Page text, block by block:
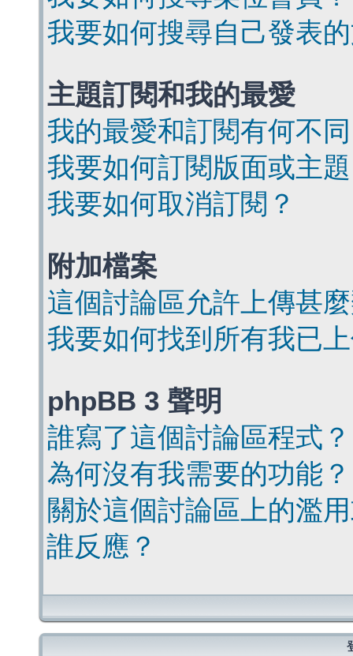
我要如何搜尋自己發表
主題訂閱和我的最愛
我的最愛和訂閱有何不
我要如何訂閱版面或主
我要如何取消訂閱？
附加檔案
這個討論區允許上傳甚
我要如何找到所有我已
phpBB 3 聲明
誰寫了這個討論區程式？
為何沒有我需要的功能？
關於這個討論區上的濫
誰反應？